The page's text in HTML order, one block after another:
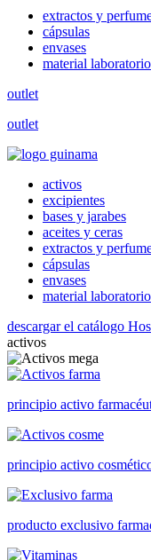
extractos y
cápsulas
envases
material laboratorio
outlet
outlet
activos
excipientes
bases y jarabes
aceites y ceras
extractos y
cápsulas
envases
material laboratorio
descargar el catálogo
activos
principio activo
principio activo
producto exclusivo